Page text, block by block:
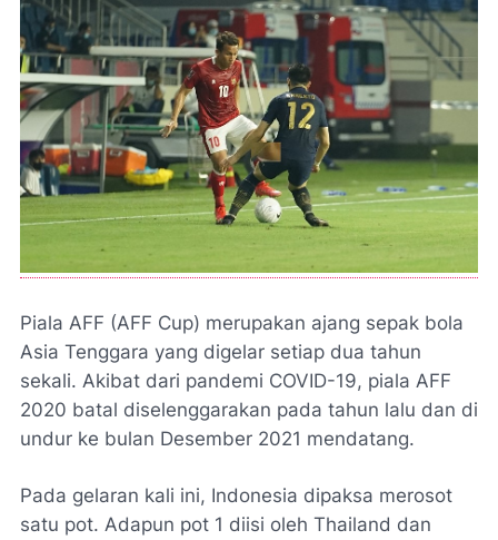
Piala AFF (AFF Cup) merupakan ajang sepak bola
Asia Tenggara yang digelar setiap dua tahun
sekali. Akibat dari pandemi COVID-19, piala AFF
2020 batal diselenggarakan pada tahun lalu dan di
undur ke bulan Desember 2021 mendatang.
Pada gelaran kali ini, Indonesia dipaksa merosot
satu pot. Adapun pot 1 diisi oleh Thailand dan